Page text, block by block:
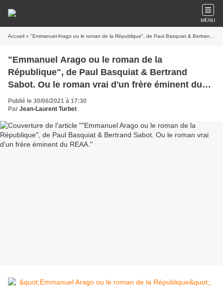
MENU
Accueil » "Emmanuel Arago ou le roman de la République", de Paul Basquiat & Bertrand Sabot. Ou le roman vrai d'un frère éminent du REAA.
"Emmanuel Arago ou le roman de la
République", de Paul Basquiat & Bertrand
Sabot. Ou le roman vrai d'un frère éminent du
REAA.
Publié le 30/06/2021 à 17:30
Par Jean-Laurent Turbet